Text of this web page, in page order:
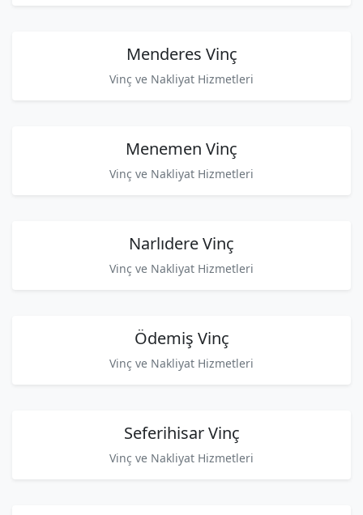
Menderes Vinç
Vinç ve Nakliyat Hizmetleri
Menemen Vinç
Vinç ve Nakliyat Hizmetleri
Narlıdere Vinç
Vinç ve Nakliyat Hizmetleri
Ödemiş Vinç
Vinç ve Nakliyat Hizmetleri
Seferihisar Vinç
Vinç ve Nakliyat Hizmetleri